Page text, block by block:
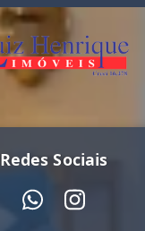
Redes Sociais